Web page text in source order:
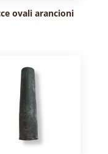
ovali arancioni